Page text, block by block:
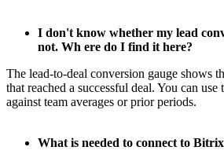
I don't know whether my lead
not. Wh ere do I find it here?
The lead-to-deal conversion gauge shows
that reached a successful deal. You can
against team averages or prior periods.
What is needed to connect to